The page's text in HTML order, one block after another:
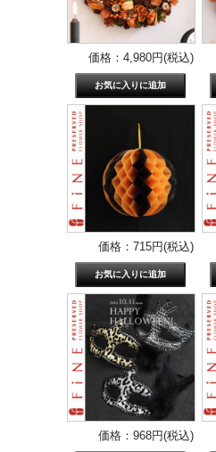
価格：4,980円(税込)
価格：715円(税込)
価格：968円(税込)